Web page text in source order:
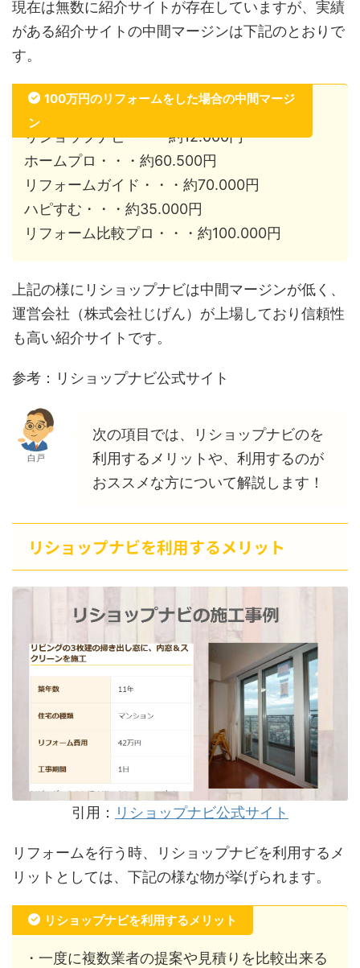
現在は無数に紹介サイトが存在していますが、実績
がある紹介サイトの中間マージンは下記のとおりで
す。
100万円のリフォームをした場合の中間マージ
ン
リショップナビ・・・約12.000円
ホームプロ・・・約60.500円
リフォームガイド・・・約70.000円
ハピすむ・・・約35.000円
リフォーム比較プロ・・・約100.000円
上記の様にリショップナビは中間マージンが低く、
運営会社（株式会社じげん）が上場しており信頼性
も高い紹介サイトです。
参考：リショップナビ公式サイト
白戸
次の項目では、リショップナビのを
利用するメリットや、利用するのが
おススメな方について解説します！
リショップナビを利用するメリット
引用： リショップナビ公式サイト
リフォームを行う時、リショップナビを利用するメ
リットとしては、下記の様な物が挙げられます。
リショップナビを利用するメリット
・一度に複数業者の提案や見積りを比較出来る